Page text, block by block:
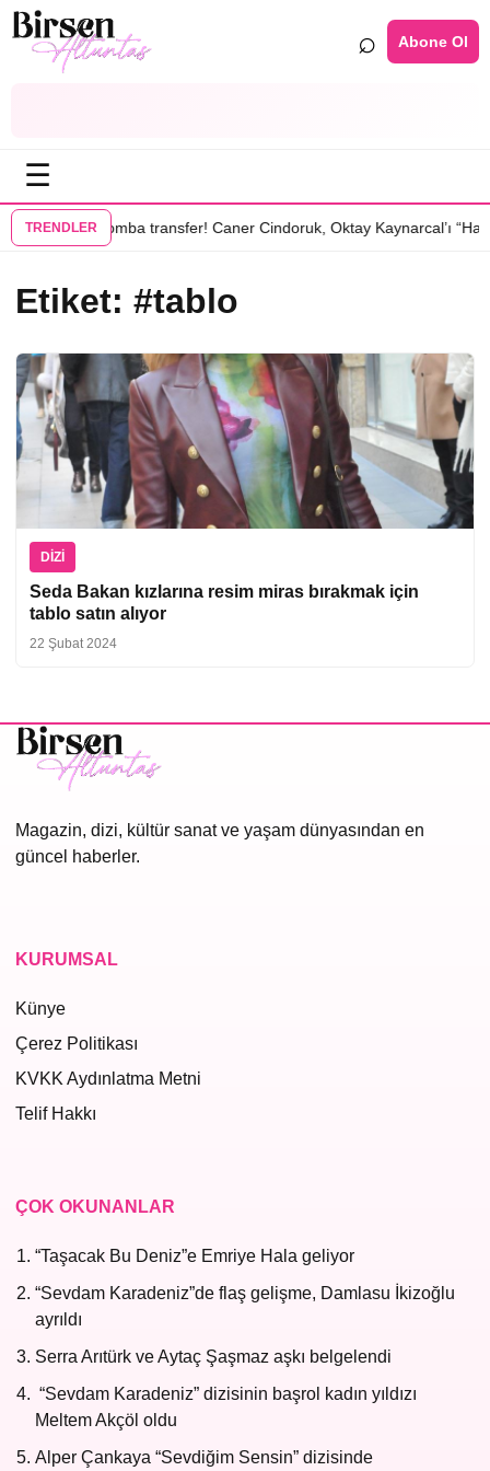
⌕ Abone Ol
☰
TRENDLER
dizisinde•Bomba transfer! Caner Cindoruk, Oktay Kaynarcal’ı
Etiket: #tablo
DIZI
Seda Bakan kızlarına resim miras bırakmak için
tablo satın alıyor
22 Şubat 2024
Magazin, dizi, kültür sanat ve yaşam dünyasından en
güncel haberler.
KURUMSAL
Künye
Çerez Politikası
KVKK Aydınlatma Metni
Telif Hakkı
ÇOK OKUNANLAR
“Taşacak Bu Deniz”e Emriye Hala geliyor
“Sevdam Karadeniz”de flaş gelişme, Damlasu İkizoğlu
ayrıldı
Serra Arıtürk ve Aytaç Şaşmaz aşkı belgelendi
“Sevdam Karadeniz” dizisinin başrol kadın yıldızı
Meltem Akçöl oldu
Alper Çankaya “Sevdiğim Sensin” dizisinde